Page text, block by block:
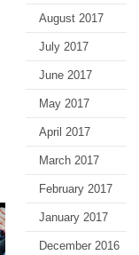
August 2017
July 2017
June 2017
May 2017
April 2017
March 2017
February 2017
January 2017
December 2016